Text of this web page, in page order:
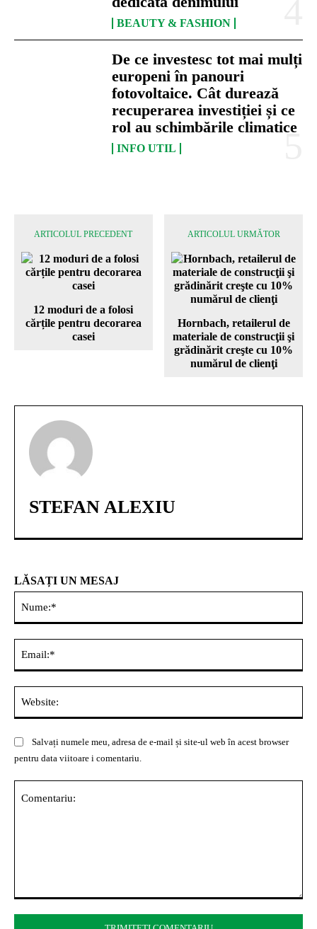
BEAUTY & FASHION
De ce investesc tot mai mulți
europeni în panouri
fotovoltaice. Cât durează
recuperarea investiției și ce
rol au schimbările climatice
INFO UTIL
ARTICOLUL PRECEDENT
12 moduri de a folosi
cărțile pentru decorarea
casei
ARTICOLUL URMĂTOR
Hornbach, retailerul de
materiale de construcţii şi
grădinărit creşte cu 10%
numărul de clienţi
STEFAN ALEXIU
LĂSAȚI UN MESAJ
Salvați numele meu, adresa de e-mail și site-ul web în acest browser
pentru data viitoare i comentariu.